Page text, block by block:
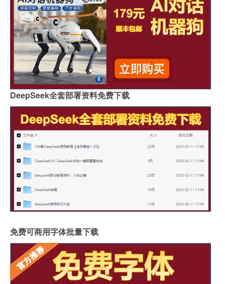
DeepSeek全套部署资料免费下载
免费可商用字体批量下载